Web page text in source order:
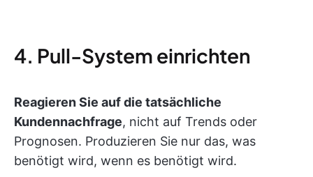
4. Pull-System einrichten
Reagieren Sie auf die tatsächliche
Kundennachfrage, nicht auf Trends oder
Prognosen. Produzieren Sie nur das, was
benötigt wird, wenn es benötigt wird.